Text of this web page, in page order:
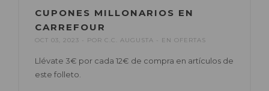
CUPONES MILLONARIOS EN
CARREFOUR
OCT 03, 2023 POR C.C. AUGUSTA EN OFERTAS
Llévate 3€ por cada 12€ de compra en artículos de
este folleto.